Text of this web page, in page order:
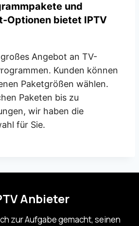
und
Optionen bietet IPTV
Angebot an TV-
Kunden können
Paketgrößen wählen.
Paketen bis zu
wir haben die
für Sie.
Anbieter
zur Aufgabe gemacht, seinen